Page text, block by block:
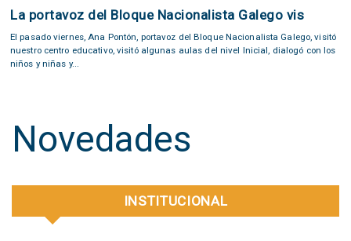
La portavoz del Bloque Nacionalista Galego vis
El pasado viernes, Ana Pontón, portavoz del Bloque Nacionalista Galego, visitó
nuestro centro educativo, visitó algunas aulas del nivel Inicial, dialogó con los
niños y niñas y...
Novedades
INSTITUCIONAL